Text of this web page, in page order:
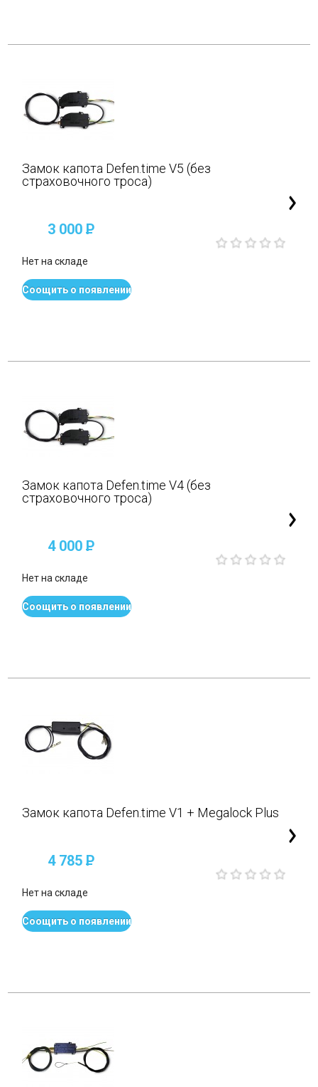
Замок капота Defen.time V5 (без
страховочного троса)
3 000P
Нет на складе
Соощить о появлении
Замок капота Defen.time V4 (без
страховочного троса)
4 000P
Нет на складе
Соощить о появлении
Замок капота Defen.time V1 + Megalock Plus
4 785P
Нет на складе
Соощить о появлении